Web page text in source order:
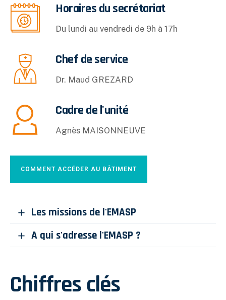
Horaires du secrétariat
Du lundi au vendredi de 9h à 17h
Chef de service
Dr. Maud GREZARD
Cadre de l'unité
Agnès MAISONNEUVE
COMMENT ACCÉDER AU BÂTIMENT
Les missions de l'EMASP
A qui s'adresse l'EMASP ?
Chiffres clés